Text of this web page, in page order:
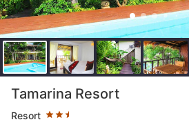
Tamarina Resort
Resort
Hodnocení hvězdičkami: 2.5